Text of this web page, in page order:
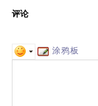
评论
涂鸦板